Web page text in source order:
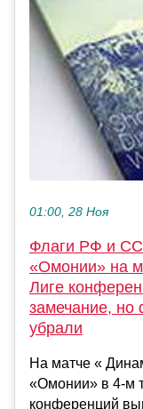
01:00, 28 Ноя
Флаги РФ и
«Омонии» на
Лиге
замечание, но
убрали
На матче «
«Омонии» в 4-м
конференций